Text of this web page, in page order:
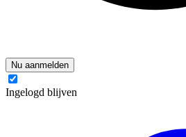
Nu aanmelden
Ingelogd blijven